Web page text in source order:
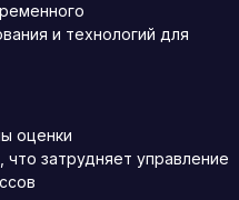
и технологий для
оценки
затрудняет управление